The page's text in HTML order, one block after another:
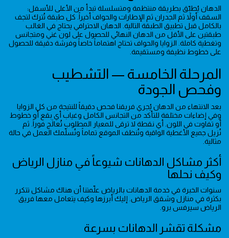
الدهان يُطبّق بطريقة منتظمة ومتسلسلة تبدأ من الأعلى للأسفل:
السقف أولاً ثم الجدران ثم الإطارات والحواف أخيراً. كل طبقة تُترك لتجف
بالكامل قبل تطبيق الطبقة التالية. الدهان الاحترافي يحتاج في الغالب
طبقتين على الأقل من الدهان النهائي للحصول على لون غني ومتجانس
وتغطية كاملة. الزوايا والحواف تحتاج اهتماماً خاصاً وفرشة دقيقة للحصول
على خطوط نظيفة ومستقيمة.
المرحلة الخامسة — التشطيب
وفحص الجودة
بعد الانتهاء من الدهان يُجري فريقنا فحص دقيقاً للنتيجة من كل الزوايا
وفي إضاءات مختلفة للتأكد من التجانس الكامل وغياب أي بقع أو خطوط
أو تفاوت في اللون. أي نقطة لا ترقى للمعيار المطلوب تُعالَج فوراً. ثم
نُزيل جميع الأغطية الواقية ونُنظف الموقع تماماً ونُسلّمك العمل في حالة
مثالية.
أكثر مشاكل الدهانات شيوعاً في منازل الرياض
وكيف نحلها
سنوات الخبرة في خدمة الدهانات بالرياض علّمتنا أن هناك مشاكل تتكرر
بكثرة في منازل وشقق الرياض. إليك أبرزها وكيف يتعامل معها فريق
الرياض سيرفس برو.
مشكلة تقشر الدهانات بسرعة